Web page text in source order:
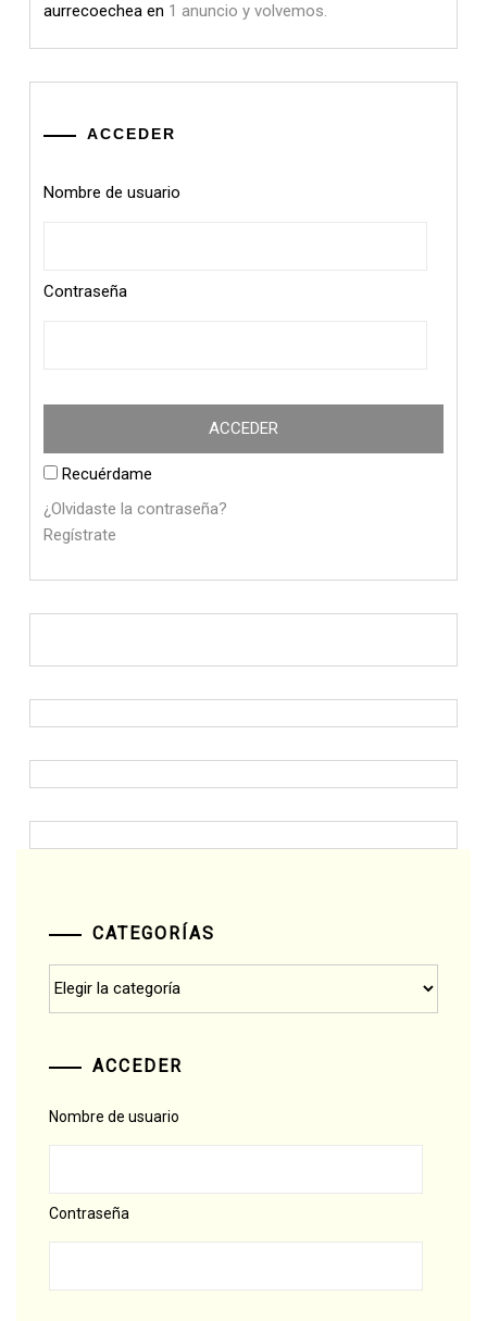
aurrecoechea en 1 anuncio y volvemos.
ACCEDER
Nombre de usuario
Contraseña
Recuérdame
¿Olvidaste la contraseña?
Regístrate
CATEGORÍAS
ACCEDER
Nombre de usuario
Contraseña